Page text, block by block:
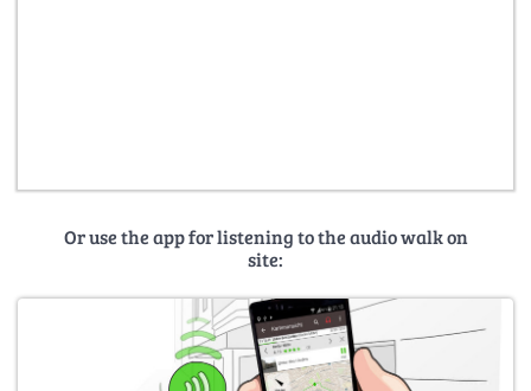
Or use the app for listening to the audio walk on
site: